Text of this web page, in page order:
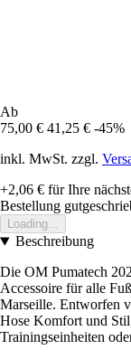
Ab
75,00 € 41,25 € -45%
inkl. MwSt. zzgl.
+2,06 € für Ihre
Bestellung
Loading...
Beschreibung
Die OM Pumatech
Accessoire für alle
Marseille. Entworfen
Hose Komfort und
Trainingseinheiten